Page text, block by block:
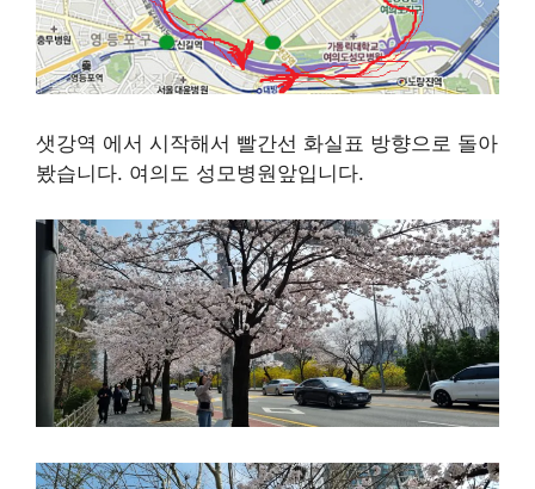
샛강역 에서 시작해서 빨간선 화실표 방향으로 돌아
봤습니다. 여의도 성모병원앞입니다.